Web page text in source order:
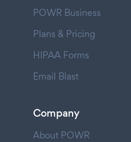
POWR Business
Plans & Pricing
HIPAA Forms
Email Blast
Company
About POWR